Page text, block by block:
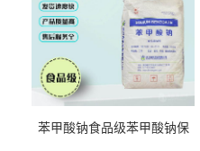
苯甲酸钠食品级苯甲酸钠保